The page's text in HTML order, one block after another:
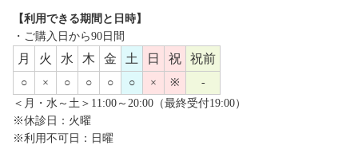
【利用できる期間と日時】
・ご購入日から90日間
月 火 水 木 金 土 日 祝 祝前
○ × ○ ○ ○ ○ × ※
-
＜月・水～土＞11:00～20:00（最終受付19:00）
※休診日：火曜
※利用不可日：日曜